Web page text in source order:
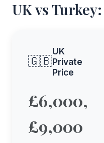
UK vs
🇬🇧
UK
Private
Price
£6,000,
£9,000